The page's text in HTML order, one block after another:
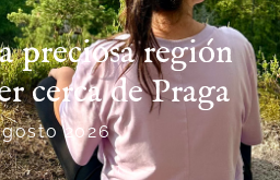
preciosa región
cerca de Praga
2026